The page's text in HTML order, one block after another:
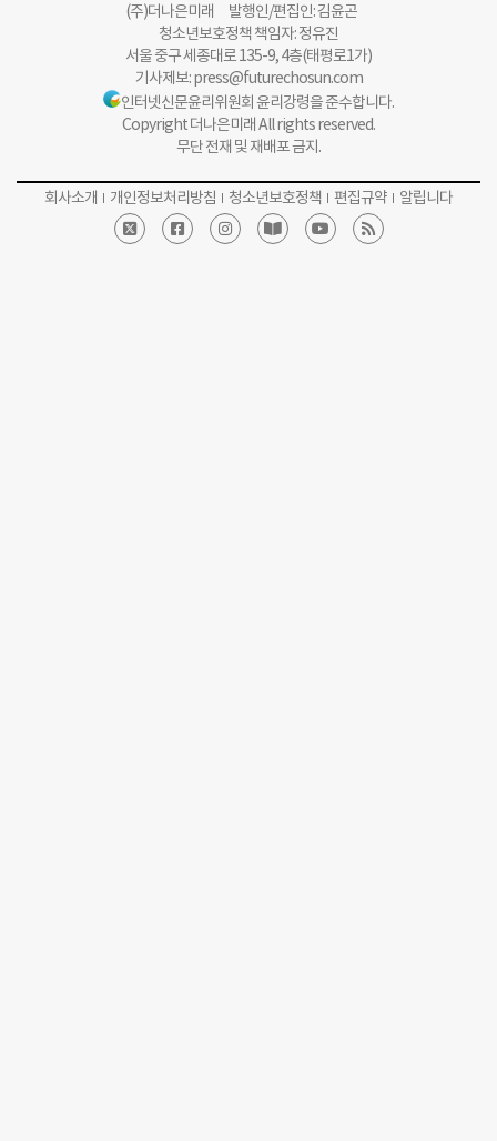
(주)더나은미래 발행인/편집인: 김윤곤
청소년보호정책 책임자: 정유진
서울 중구 세종대로 135-9, 4층(태평로1가)
기사제보:press@futurechosun.com
인터넷신문윤리위원회 윤리강령을 준수합니다.
Copyright 더나은미래 All rights reserved.
무단 전재 및 재배포 금지.
회사소개 개인정보처리방침 청소년보호정책 편집규약 알립니다